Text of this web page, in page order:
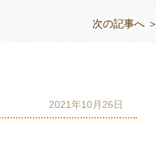
次の記事へ ＞
2021年10月26日